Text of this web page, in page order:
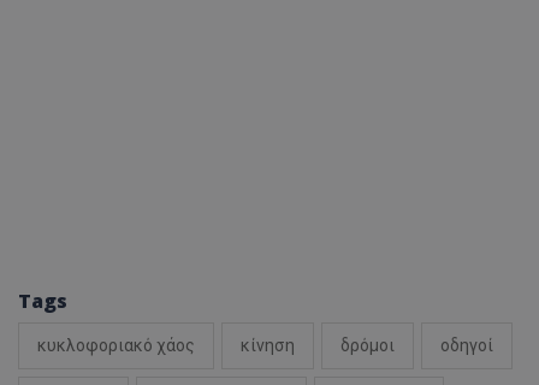
Tags
κυκλοφοριακό χάος κίνηση δρόμοι οδηγοί